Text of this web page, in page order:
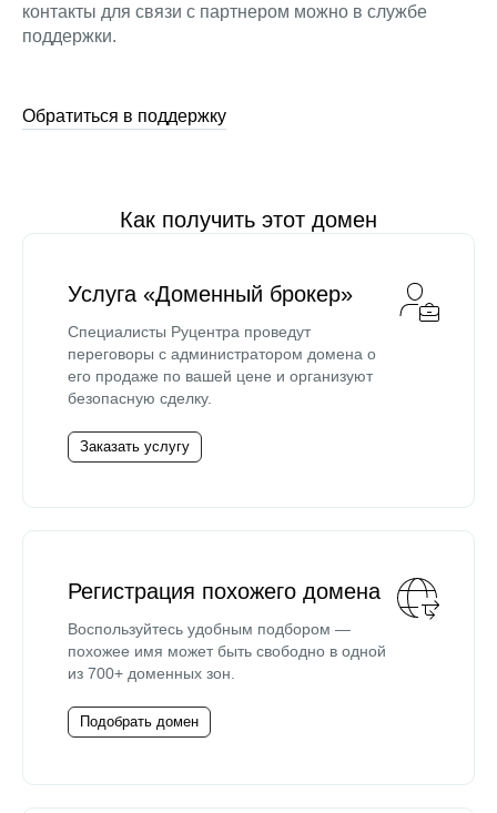
контакты для связи с партнером можно в службе
поддержки.
Обратиться в поддержку
Как получить этот домен
Услуга «Доменный брокер»
Специалисты Руцентра проведут
переговоры с администратором домена о
его продаже по вашей цене и организуют
безопасную сделку.
Заказать услугу
Регистрация похожего домена
Воспользуйтесь удобным подбором —
похожее имя может быть свободно в одной
из 700+ доменных зон.
Подобрать домен